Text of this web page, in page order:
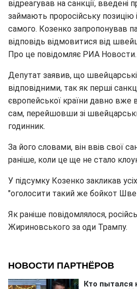
відреагував на санкції, введені
займають проросійську позицію
самого. Козенко запропонував
відповідь відмовитися від
Про це повідомляє РИА Новости.
Депутат заявив, що швейцарські
відповідними, так як перші
європейської країни давно вже
сам, перейшовши зі
годинник.
За його словами, він ввів свої
раніше, коли це ще не стало
У підсумку Козенко закликав
"оголосити такий же бойкот
Як раніше повідомлялося,
Жириновського за оди Трампу.